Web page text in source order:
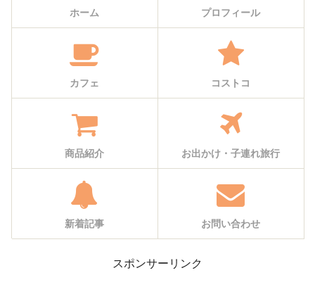
ホーム プロフィール
カフェ コストコ
商品紹介 お出かけ・子連れ旅行
新着記事 お問い合わせ
スポンサーリンク